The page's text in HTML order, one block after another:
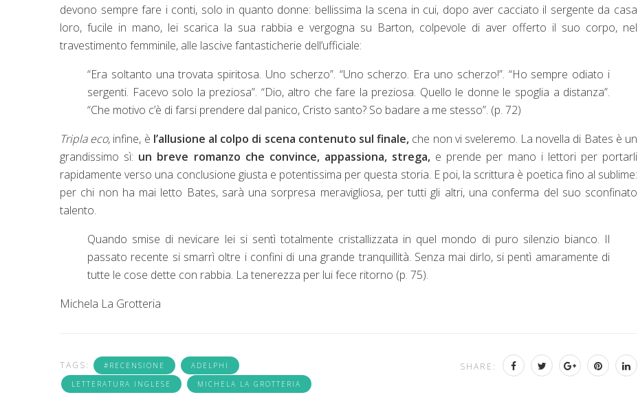
devono sempre fare i conti, solo in quanto donne: bellissima la scena in cui, dopo aver cacciato il sergente da casa
loro, fucile in mano, lei scarica la sua rabbia e vergogna su Barton, colpevole di aver offerto il suo corpo, nel
travestimento femminile, alle lascive fantasticherie dell’ufficiale:
“Era soltanto una trovata spiritosa. Uno scherzo”. “Uno scherzo. Era uno scherzo!”. “Ho sempre odiato i
sergenti. Facevo solo la preziosa”. “Dio, altro che fare la preziosa. Quello le donne le spoglia a distanza”.
“Che motivo c’è di farsi prendere dal panico, Cristo santo? So badare a me stesso”. (p. 72)
Tripla eco, infine, è l’allusione al colpo di scena contenuto sul finale, che non vi sveleremo. La novella di Bates è un
grandissimo sì: un breve romanzo che convince, appassiona, strega, e prende per mano i lettori per portarli
rapidamente verso una conclusione giusta e potentissima per questa storia. E poi, la scrittura è poetica fino al sublime:
per chi non ha mai letto Bates, sarà una sorpresa meravigliosa, per tutti gli altri, una conferma del suo sconfinato
talento.
Quando smise di nevicare lei si sentì totalmente cristallizzata in quel mondo di puro silenzio bianco. Il
passato recente si smarrì oltre i confini di una grande tranquillità. Senza mai dirlo, si pentì amaramente di
tutte le cose dette con rabbia. La tenerezza per lui fece ritorno (p. 75).
Michela La Grotteria
TAGS: #RECENSIONE
ADELPHI
LETTERATURA INGLESE
MICHELA LA GROTTERIA
SHARE: